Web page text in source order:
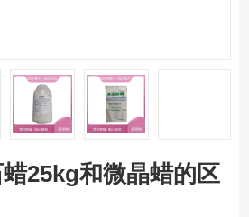
25kg和微晶蜡的区